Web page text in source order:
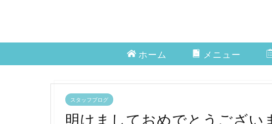
ホーム メニュー
スタッフブログ
明けましておめでとうござい